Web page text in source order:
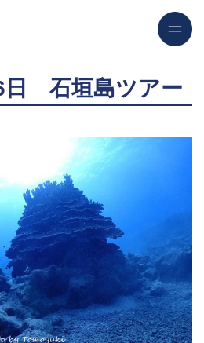
日 石垣島ツアー